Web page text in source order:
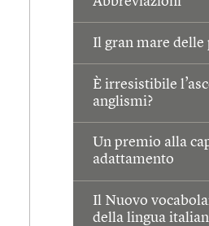
Il gran mare delle
È irresistibile
anglismi?
Un premio alla
adattamento
Il Nuovo
della lingua